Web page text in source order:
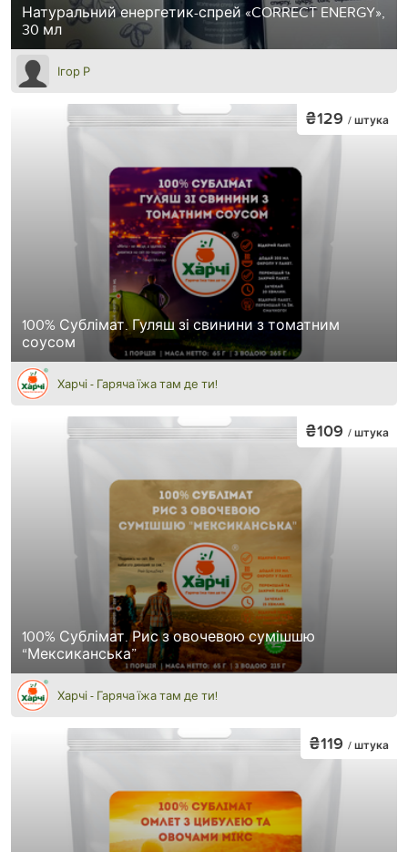
Натуральний енергетик-спрей «CORRECT ENERGY»,
30 мл
Ігор Р
100% Сублімат. Гуляш зі свинини з томатним
соусом
₴129 / штука
Харчі - Гаряча їжа там де ти!
100% Сублімат. Рис з овочевою сумішшю
“Мексиканська”
₴109 / штука
Харчі - Гаряча їжа там де ти!
₴119 / штука